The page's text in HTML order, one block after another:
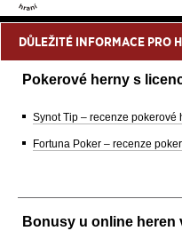
DŮLEŽITÉ INFORMACE PRO
Pokerové herny s
Synot Tip – recenze pokerové
Fortuna Poker – recenze
Bonusy u online heren